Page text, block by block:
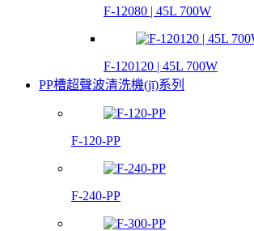
F-12080 | 45L 700W
F-120120 | 45L 700W
PP槽超聲波清洗機(jī)系列
F-120-PP
F-240-PP